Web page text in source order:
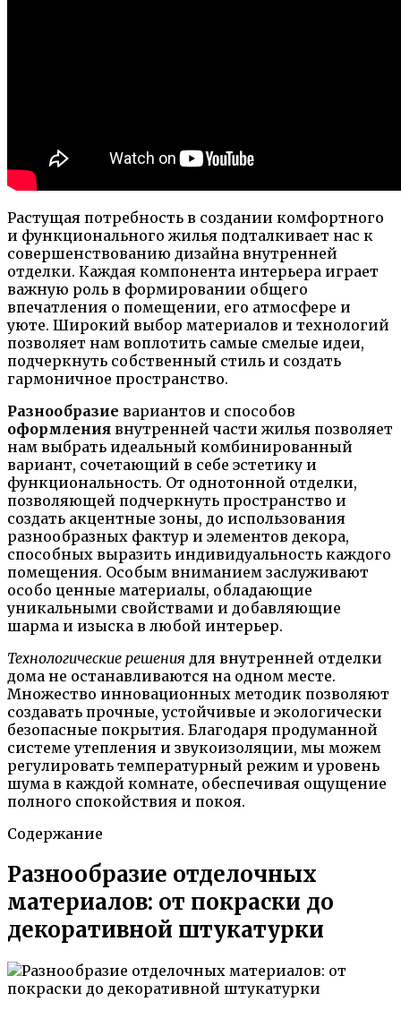
Растущая потребность в создании комфортного
и функционального жилья подталкивает нас к
совершенствованию дизайна внутренней
отделки. Каждая компонента интерьера играет
важную роль в формировании общего
впечатления о помещении, его атмосфере и
уюте. Широкий выбор материалов и технологий
позволяет нам воплотить самые смелые идеи,
подчеркнуть собственный стиль и создать
гармоничное пространство.
Разнообразие вариантов и способов
оформления внутренней части жилья позволяет
нам выбрать идеальный комбинированный
вариант, сочетающий в себе эстетику и
функциональность. От однотонной отделки,
позволяющей подчеркнуть пространство и
создать акцентные зоны, до использования
разнообразных фактур и элементов декора,
способных выразить индивидуальность каждого
помещения. Особым вниманием заслуживают
особо ценные материалы, обладающие
уникальными свойствами и добавляющие
шарма и изыска в любой интерьер.
Технологические решения для внутренней отделки
дома не останавливаются на одном месте.
Множество инновационных методик позволяют
создавать прочные, устойчивые и экологически
безопасные покрытия. Благодаря продуманной
системе утепления и звукоизоляции, мы можем
регулировать температурный режим и уровень
шума в каждой комнате, обеспечивая ощущение
полного спокойствия и покоя.
Содержание
Разнообразие отделочных
материалов: от покраски до
декоративной штукатурки